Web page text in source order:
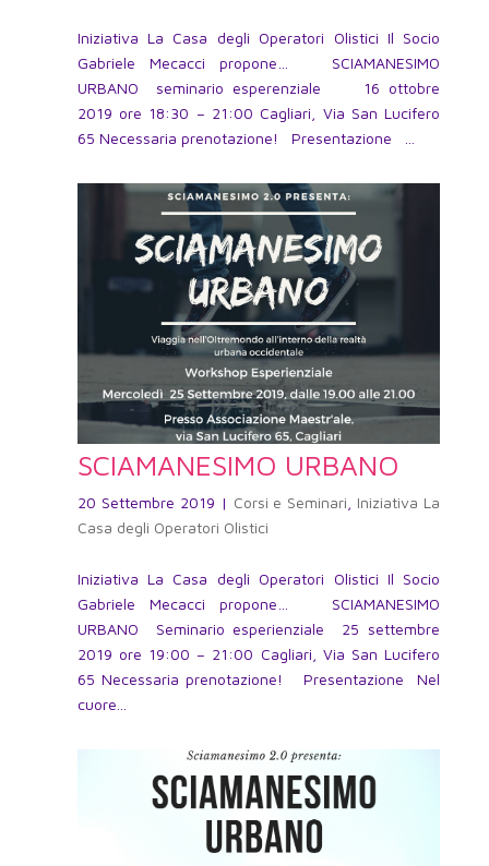
Iniziativa La Casa degli Operatori Olistici Il Socio
Gabriele Mecacci propone… SCIAMANESIMO
URBANO seminario esperenziale 16 ottobre
2019 ore 18:30 – 21:00 Cagliari, Via San Lucifero
65 Necessaria prenotazione! Presentazione ...
SCIAMANESIMO URBANO
20 Settembre 2019 | Corsi e Seminari
Iniziativa La
Casa degli Operatori Olistici
Iniziativa La Casa degli Operatori Olistici Il Socio
Gabriele Mecacci propone… SCIAMANESIMO
URBANO Seminario esperienziale 25 settembre
2019 ore 19:00 – 21:00 Cagliari, Via San Lucifero
65 Necessaria prenotazione! Presentazione Nel
cuore...